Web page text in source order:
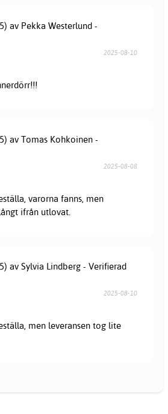
av Pekka Westerlund -
2025-08-10
av Tomas Kohkoinen -
2025-08-08
varorna fanns, men
ifrån utlovat.
av Sylvia Lindberg - Verifierad
2025-08-10
men leveransen tog lite